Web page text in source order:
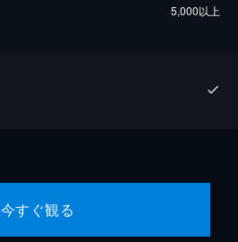
5,000以上
今すぐ観る